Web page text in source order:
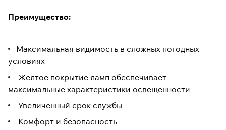
Преимущество:
Максимальная видимость в сложных погодных
условиях
Желтое покрытие ламп обеспечивает
максимальные характеристики освещенности
Увеличенный срок службы
Комфорт и безопасность